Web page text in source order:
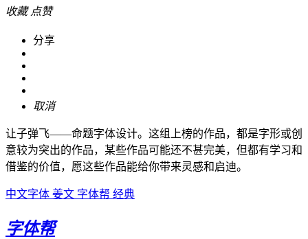
收藏 点赞
分享
取消
让子弹飞——命题字体设计。这组上榜的作品，都是字形或创
意较为突出的作品，某些作品可能还不甚完美，但都有学习和
借鉴的价值，愿这些作品能给你带来灵感和启迪。
中文字体 姜文 字体帮 经典
字体帮